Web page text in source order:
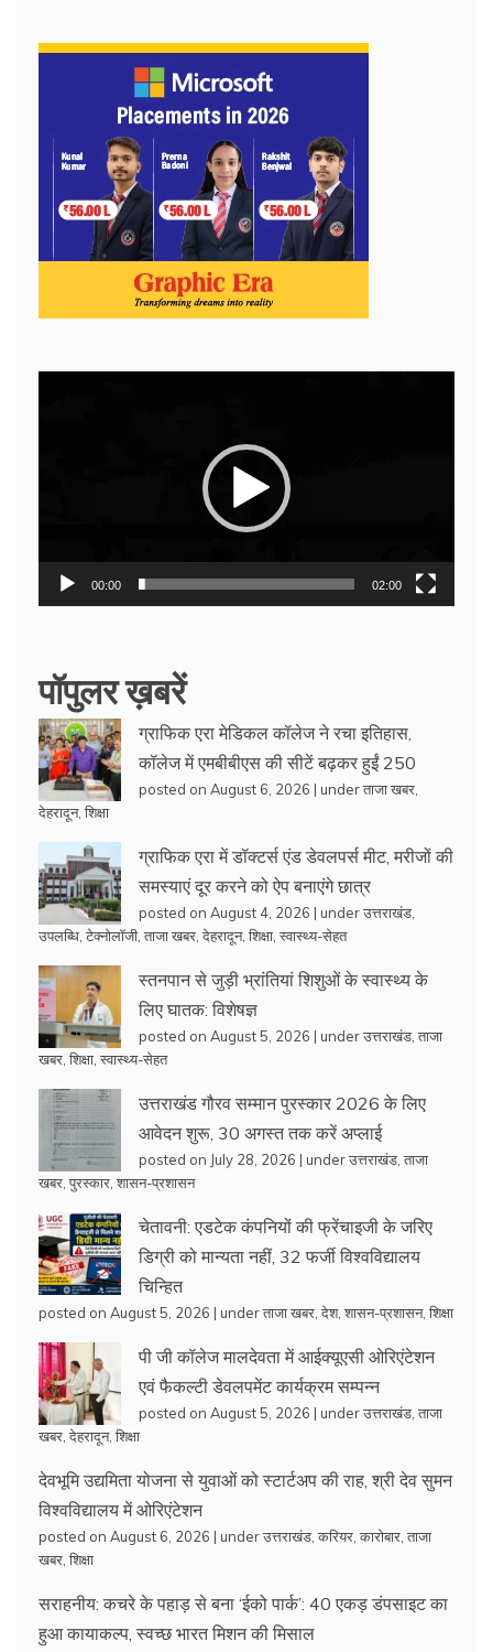
00:00 02:00
पॉपुलर ख़बरें
ग्राफिक एरा मेडिकल कॉलेज ने रचा इतिहास,
कॉलेज में एमबीबीएस की सीटें बढ़कर हुईं 250
posted on August 6, 2026 | underताजा खबर
देहरादून, शिक्षा
ग्राफिक एरा में डॉक्टर्स एंड डेवलपर्स मीट, मरीजों की
समस्याएं दूर करने को ऐप बनाएंगे छात्र
posted on August 4, 2026 | underउत्तराखंड
उपलब्धि टेक्नोलॉजी ताजा खबर देहरादून, शिक्षा स्वास्थ्य-सेहत
स्तनपान से जुड़ी भ्रांतियां शिशुओं के स्वास्थ्य के
लिए घातक: विशेषज्ञ
posted on August 5, 2026 | underउत्तराखंड ताजा
खबर शिक्षा स्वास्थ्य-सेहत
उत्तराखंड गौरव सम्मान पुरस्कार 2026 के लिए
आवेदन शुरू, 30 अगस्त तक करें अप्लाई
posted on July 28, 2026 | underउत्तराखंड ताजा
खबर पुरस्कार शासन-प्रशासन
चेतावनी: एडटेक कंपनियों की फ्रेंचाइजी के जरिए
डिग्री को मान्यता नहीं, 32 फर्जी विश्वविद्यालय
चिन्हित
posted on August 5, 2026 | underताजा खबर देश, शासन-प्रशासन, शिक्षा
पी जी कॉलेज मालदेवता में आईक्यूएसी ओरिएंटेशन
एवं फैकल्टी डेवलपमेंट कार्यक्रम सम्पन्न
posted on August 5, 2026 | underउत्तराखंड ताजा
खबर देहरादून, शिक्षा
देवभूमि उद्यमिता योजना से युवाओं को स्टार्टअप की राह, श्री देव सुमन
विश्वविद्यालय में ओरिएंटेशन
posted on August 6, 2026 | underउत्तराखंड करियर कारोबार ताजा
खबर शिक्षा
सराहनीय: कचरे के पहाड़ से बना ‘ईको पार्क’: 40 एकड़ डंपसाइट का
हुआ कायाकल्प, स्वच्छ भारत मिशन की मिसाल